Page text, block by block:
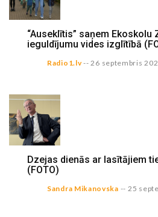
“Auseklītis” saņem Ekoskolu
ieguldījumu vides izglītībā
Radio1.lv-- 26 septembris
Dzejas dienās ar lasītājiem
(FOTO)
Sandra Mikanovska -- 25